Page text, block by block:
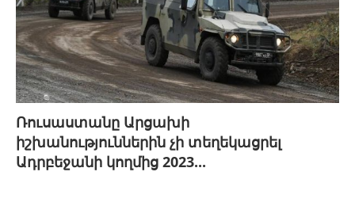
Ռուսաստանը Արցախի
իշխանություններին չի տեղեկացրել
Ադրբեջանի կողմից 2023...